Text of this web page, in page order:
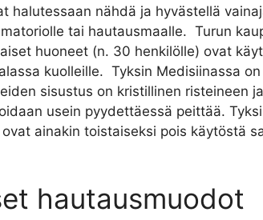
halutessaan nähdä ja hyvästellä
tai hautausmaalle. Turun
huoneet (n. 30 henkilölle) ovat
kuolleille. Tyksin Medisiinassa
sisustus on kristillinen risteineen
usein pyydettäessä peittää.
ainakin toistaiseksi pois käytöstä
hautausmuodot